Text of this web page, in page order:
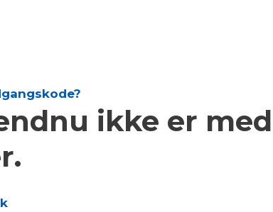
ikke er